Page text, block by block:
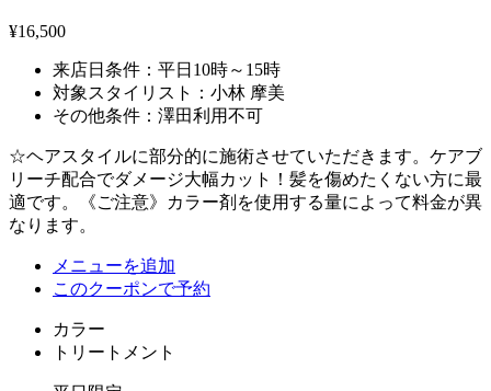
¥16,500
来店日条件： 平日10時～15時
対象スタイリスト： 小林 摩美
その他条件： 澤田利用不可
☆ヘアスタイルに部分的に施術させていただきます。ケアブ
リーチ配合でダメージ大幅カット！髪を傷めたくない方に最
適です。《ご注意》カラー剤を使用する量によって料金が異
なります。
メニューを追加
このクーポンで予約
カラー
トリートメント